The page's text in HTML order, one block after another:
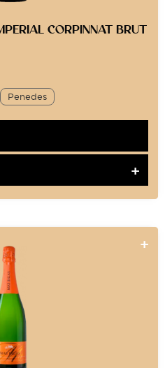
CORPINNAT BRUT
Penedes